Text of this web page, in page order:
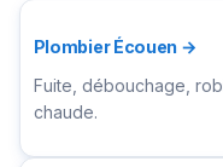
Plombier Écouen →
Fuite, débouchage,
chaude.